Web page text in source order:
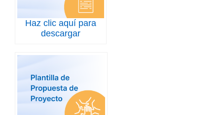
Haz clic aquí para
descargar